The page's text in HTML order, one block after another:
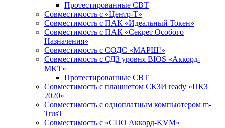
Протестированные СВТ
Совместимость с «Центр-Т»
Совместимость с ПАК «Идеальный Токен»
Совместимость с ПАК «Секрет Особого
Назначения»
Cовместимость с СОДС «МАРШ!»
Совместимость с СДЗ уровня BIOS «Аккорд-
MKT»
Протестированные СВТ
Совместимость с планшетом СКЗИ ready «ПКЗ
2020»
Совместимость с одноплатным компьютером m-
TrusT
Совместимость с «СПО Аккорд-KVM»